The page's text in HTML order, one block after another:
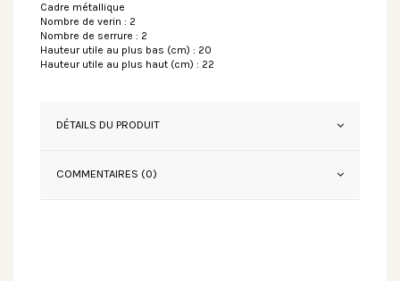
Cadre métallique
Nombre de verin : 2
Nombre de serrure : 2
Hauteur utile au plus bas (cm) : 20
Hauteur utile au plus haut (cm) : 22
DÉTAILS DU PRODUIT
COMMENTAIRES (0)